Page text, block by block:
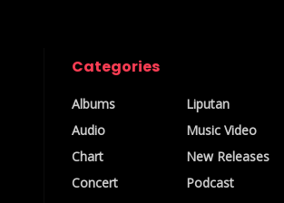
Categories
Albums
Audio
Chart
Concert
Liputan
Music Video
New Releases
Podcast